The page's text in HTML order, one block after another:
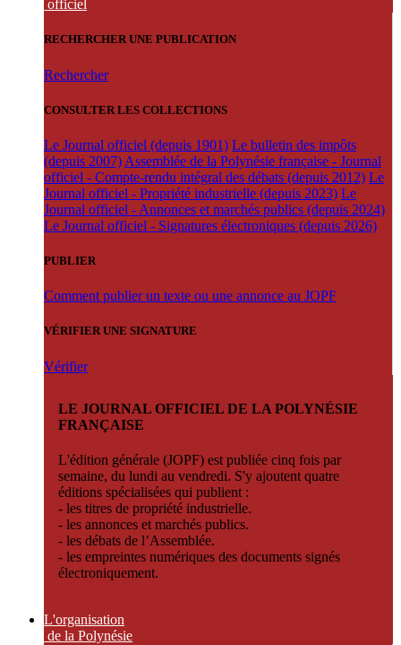
officiel
RECHERCHER UNE PUBLICATION
Rechercher
CONSULTER LES COLLECTIONS
Le Journal officiel (depuis 1901) Le bulletin des impôts
(depuis 2007) Assemblée de la Polynésie française - Journal
officiel - Compte-rendu intégral des débats (depuis 2012) Le
Journal officiel - Propriété industrielle (depuis 2023) Le
Journal officiel - Annonces et marchés publics (depuis 2024)
Le Journal officiel - Signatures électroniques (depuis 2026)
PUBLIER
Comment publier un texte ou une annonce au JOPF
VÉRIFIER UNE SIGNATURE
Vérifier
LE JOURNAL OFFICIEL DE LA POLYNÉSIE
FRANÇAISE
L'édition générale (JOPF) est publiée cinq fois par
semaine, du lundi au vendredi. S'y ajoutent quatre
éditions spécialisées qui publient :
- les titres de propriété industrielle.
- les annonces et marchés publics.
- les débats de l’Assemblée.
- les empreintes numériques des documents signés
électroniquement.
L'organisation
de la Polynésie